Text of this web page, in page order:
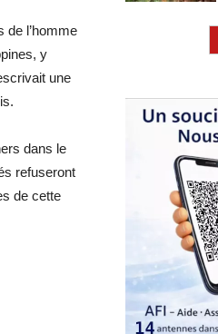
de l’homme
y
une
dans le
refuseront
de cette